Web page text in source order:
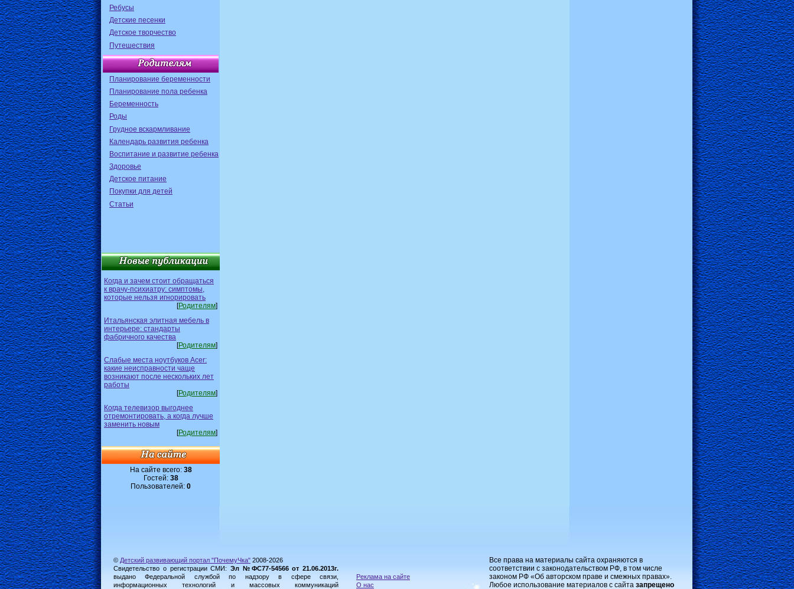
Ребусы
Детские песенки
Детское творчество
Путешествия
Планирование беременности
Планирование пола ребенка
Беременность
Роды
Грудное вскармливание
Календарь развития ребенка
Воспитание и развитие ребенка
Здоровье
Детское питание
Покупки для детей
Статьи
Когда и зачем стоит обращаться
к врачу-психиатру: симптомы,
которые нельзя игнорировать
[Родителям]
Итальянская элитная мебель в
интерьере: стандарты
фабричного качества
[Родителям]
Слабые места ноутбуков Acer:
какие неисправности чаще
возникают после нескольких лет
работы
[Родителям]
Когда телевизор выгоднее
отремонтировать, а когда лучше
заменить новым
[Родителям]
На сайте всего: 38
Гостей: 38
Пользователей: 0
© Детский развивающий портал "ПочемуЧка" 2008-2026
Свидетельство о регистрации СМИ: Эл №ФС77-54566 от 21.06.2013г.
выдано Федеральной службой по надзору в сфере связи,
информационных технологий и массовых коммуникаций
Реклама на сайте
О нас
Все права на материалы сайта охраняются в
соответствии с законодательством РФ, в том числе
законом РФ «Об авторском праве и смежных правах».
Любое использование материалов с сайта запрещено